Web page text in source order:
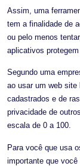
Assim, uma
tem a finalidade de
ou pelo menos
aplicativos
Segundo uma
ao usar um web site
cadastrados e de
privacidade de
escala de 0 a 100.
Para você que usa
importante que